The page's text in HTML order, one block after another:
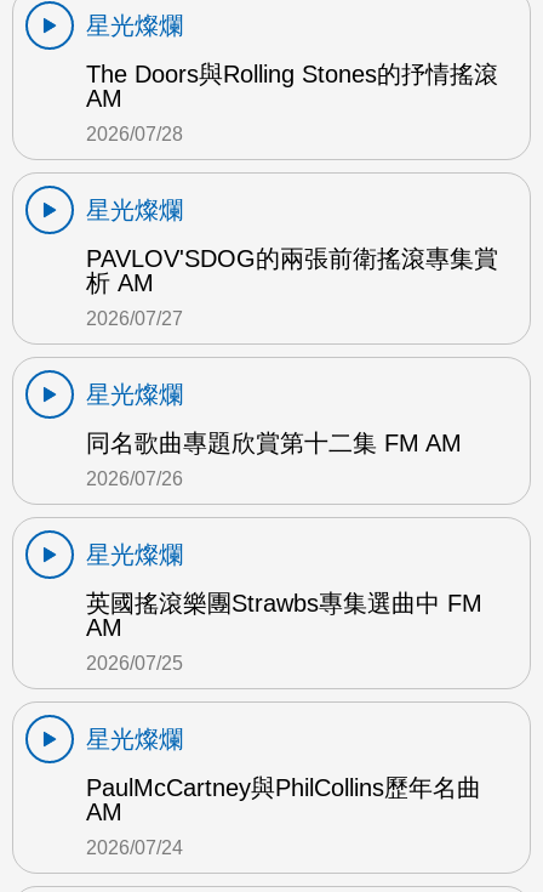
星光燦爛
The Doors與Rolling Stones的抒情搖滾
AM
2026/07/28
星光燦爛
PAVLOV'SDOG的兩張前衛搖滾專集賞
析 AM
2026/07/27
星光燦爛
同名歌曲專題欣賞第十二集 FM AM
2026/07/26
星光燦爛
英國搖滾樂團Strawbs專集選曲中 FM
AM
2026/07/25
星光燦爛
PaulMcCartney與PhilCollins歷年名曲
AM
2026/07/24